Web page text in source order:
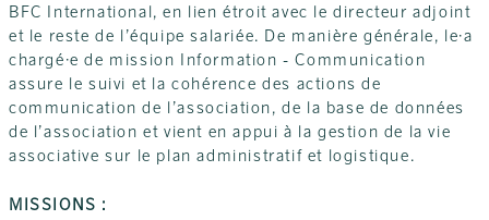
BFC International, en lien étroit avec le directeur adjoint
et le reste de l’équipe salariée. De manière générale, le·a
chargé·e de mission Information - Communication
assure le suivi et la cohérence des actions de
communication de l’association, de la base de données
de l’association et vient en appui à la gestion de la vie
associative sur le plan administratif et logistique.
MISSIONS :